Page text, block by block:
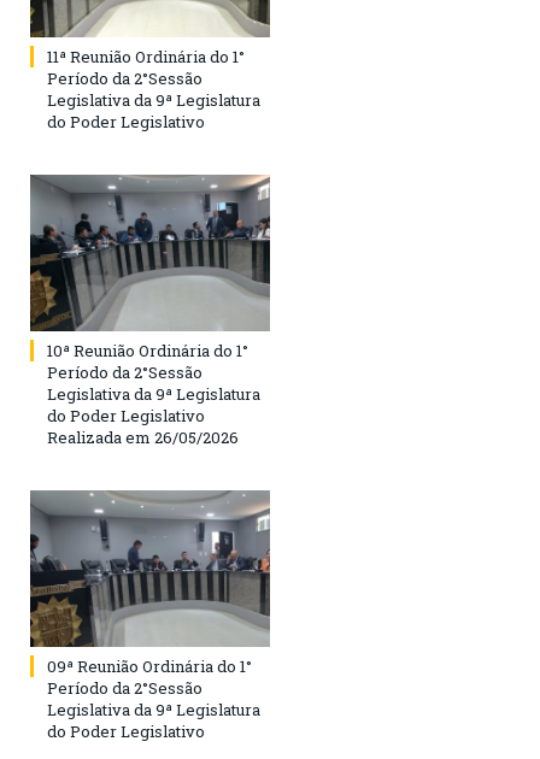
11ª Reunião Ordinária do 1°
Período da 2°Sessão
Legislativa da 9ª Legislatura
do Poder Legislativo
10ª Reunião Ordinária do 1°
Período da 2°Sessão
Legislativa da 9ª Legislatura
do Poder Legislativo
Realizada em 26/05/2026
09ª Reunião Ordinária do 1°
Período da 2°Sessão
Legislativa da 9ª Legislatura
do Poder Legislativo